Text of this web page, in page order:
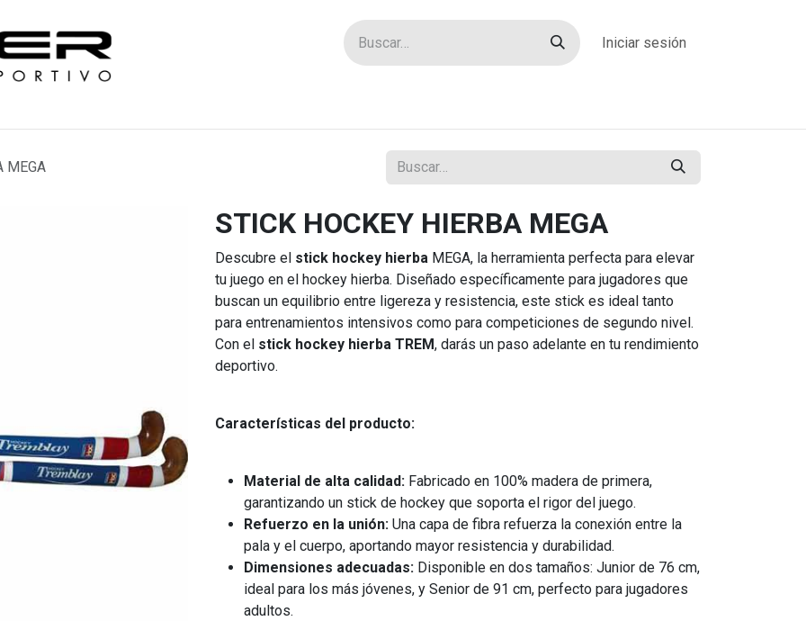
Iniciar sesión
MEGA
STICK HOCKEY HIERBA MEGA
Descubre el stick hockey hierba MEGA, la herramienta perfecta para elevar
tu juego en el hockey hierba. Diseñado específicamente para jugadores que
buscan un equilibrio entre ligereza y resistencia, este stick es ideal tanto
para entrenamientos intensivos como para competiciones de segundo nivel.
Con el stick hockey hierba TREM, darás un paso adelante en tu rendimiento
deportivo.
Características del producto:
Material de alta calidad: Fabricado en 100% madera de primera,
garantizando un stick de hockey que soporta el rigor del juego.
Refuerzo en la unión: Una capa de fibra refuerza la conexión entre la
pala y el cuerpo, aportando mayor resistencia y durabilidad.
Dimensiones adecuadas: Disponible en dos tamaños: Junior de 76 cm,
ideal para los más jóvenes, y Senior de 91 cm, perfecto para jugadores
adultos.